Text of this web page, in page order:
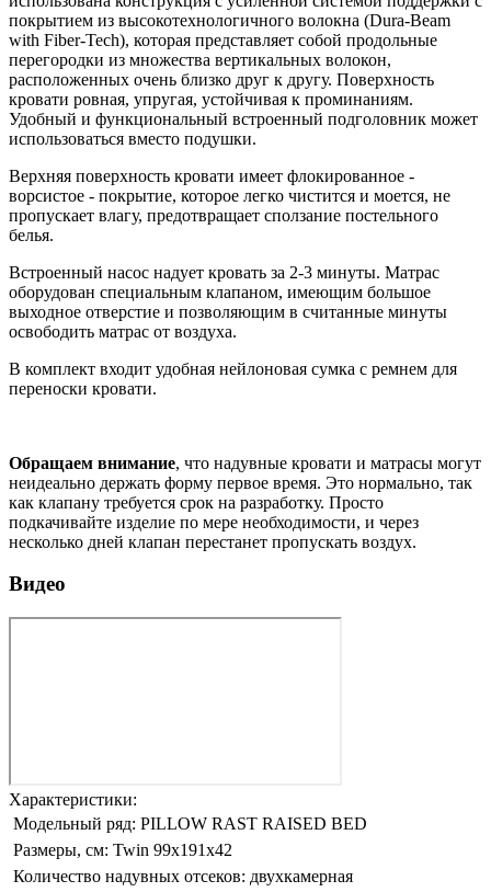
покрытием из высокотехнологичного волокна (Dura-Beam
with Fiber-Tech), которая представляет собой продольные
перегородки из множества вертикальных волокон,
расположенных очень близко друг к другу. Поверхность
кровати ровная, упругая, устойчивая к проминаниям.
Удобный и функциональный встроенный подголовник может
использоваться вместо подушки.
Верхняя поверхность кровати имеет флокированное -
ворсистое - покрытие, которое легко чистится и моется, не
пропускает влагу, предотвращает сползание постельного
белья.
Встроенный насос надует кровать за 2-3 минуты. Матрас
оборудован специальным клапаном, имеющим большое
выходное отверстие и позволяющим в считанные минуты
освободить матрас от воздуха.
В комплект входит удобная нейлоновая сумка с ремнем для
переноски кровати.
Обращаем внимание, что надувные кровати и матрасы могут
неидеально держать форму первое время. Это нормально, так
как клапану требуется срок на разработку. Просто
подкачивайте изделие по мере необходимости, и через
несколько дней клапан перестанет пропускать воздух.
Видео
Характеристики:
Модельный ряд: PILLOW RAST RAISED BED
Размеры, см: Twin 99x191x42
Количество надувных отсеков: двухкамерная